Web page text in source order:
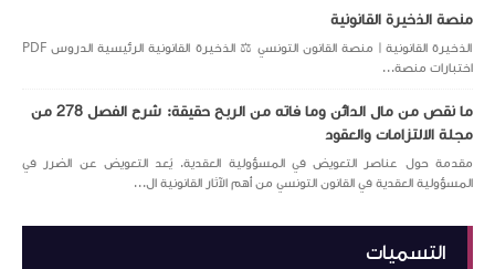
منصة الذخيرة القانونية
الذخيرة القانونية | منصة القانون التونسي ⚖️ الذخيرة القانونية الرئيسية الدروس PDF
اختبارات منصة...
ما نقص من مال الدائن وما فاته من الربح حقيقة: شرح الفصل 278 من
مجلة الالتزامات والعقود
مقدمة حول عناصر التعويض في المسؤولية العقدية. يُعد التعويض عن الضرر في
المسؤولية العقدية في القانون التونسي من أهم الآثار القانونية ال...
التسميات